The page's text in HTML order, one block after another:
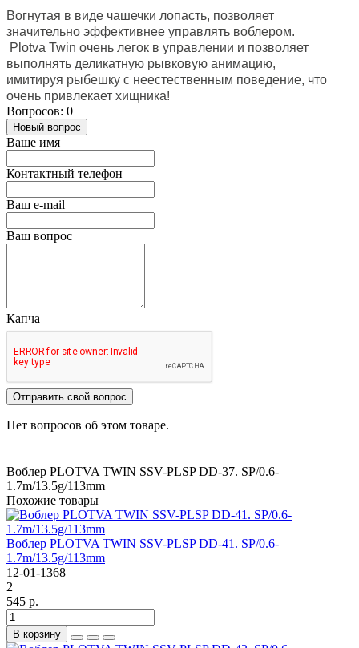
Вогнутая в виде чашечки лопасть, позволяет
значительно эффективнее управлять воблером.
Plotva Twin очень легок в управлении и позволяет
выполнять деликатную рывковую анимацию,
имитируя рыбешку с неестественным поведение, что
очень привлекает хищника!
Вопросов: 0
Новый вопрос
Ваше имя
Контактный телефон
Ваш e-mail
Ваш вопрос
Капча
Отправить свой вопрос
Нет вопросов об этом товаре.
Воблер PLOTVA TWIN SSV-PLSP DD-37. SP/0.6-
1.7m/13.5g/113mm
Похожие товары
Воблер PLOTVA TWIN SSV-PLSP DD-41. SP/0.6-
1.7m/13.5g/113mm
12-01-1368
2
545 р.
В корзину